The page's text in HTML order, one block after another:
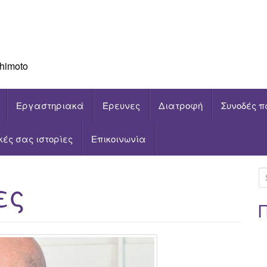
Εργαστηριακά Έρευνες Διατροφή Συνοδές
σας ιστορίες Επικοινωνία
e
a
r